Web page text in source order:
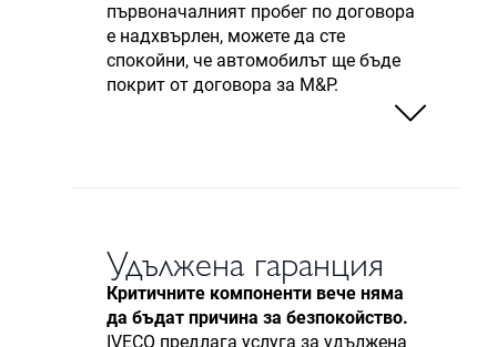
първоначалният пробег по договора
е надхвърлен, можете да сте
спокойни, че автомобилът ще бъде
покрит от договора за М&Р.
Удължена гаранция
Критичните компоненти вече няма
да бъдат причина за безпокойство.
IVECO предлага услуга за удължена